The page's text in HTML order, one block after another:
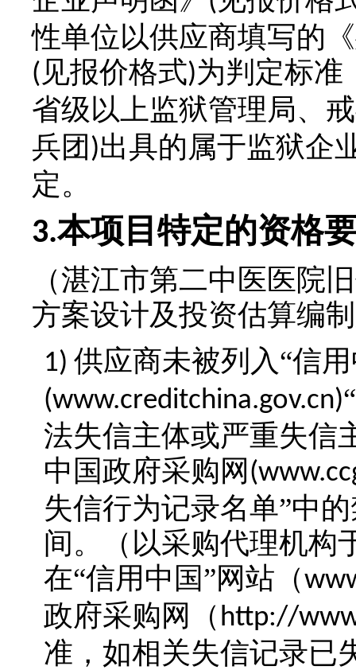
性单位以供应商填写的
( 见报价格式)为判定标准
省级以上监狱管理局、
兵团 )出具的属于监狱企
定。
3.本项目特定的资格
（湛江市第二中医医院
方案设计及投资估算编
1) 供应商未被列入“信
(www.creditchina.gov.cn)
法失信主体或严重失信
中国政府采购网
失信行为记录名单”中
间。（以采购代理机构
在“信用中国”网站（
政府采购网（http://
准，如相关失信记录已